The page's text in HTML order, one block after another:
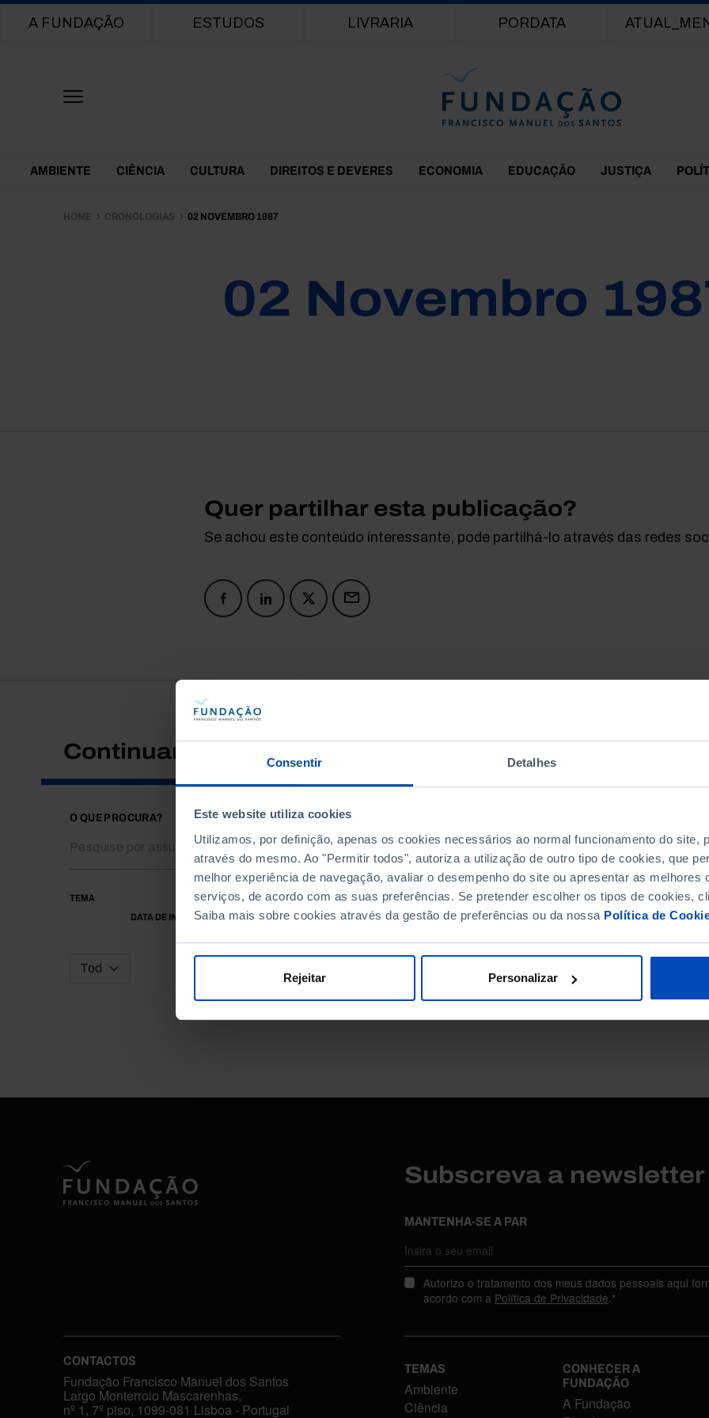
Consentir Detalhes
Este website utiliza cookies
Utilizamos, por definição, apenas os cookies necessários ao normal funcionamento do site,
através do mesmo. Ao "Permitir todos", autoriza a utilização de outro tipo de cookies, que
melhor experiência de navegação, avaliar o desempenho do site ou apresentar as melhores
serviços, de acordo com as suas preferências. Se pretender escolher os tipos de cookies,
Saiba mais sobre cookies através da gestão de preferências ou da nossa Política de
Rejeitar Personalizar
Main navigation
A FUNDAÇÃO ESTUDOS LIVRARIA PORDATA
Themes Menu
AMBIENTE CIÊNCIA CULTURA DIREITOS E DEVERES ECONOMIA EDUCAÇÃO JUSTIÇA
HOME CRONOLOGIAS 02 NOVEMBRO 1987
02 Novembro
Quer partilhar esta publicação?
Se achou este conteúdo interessante, pode partilhá-lo através das redes
Continuar a pesquisar
O QUE PROCURA?
TEMA
DATA DE INÍCIO
DATA DE FIM
Subscreva a
MANTENHA-SE A PAR
Autorizo o tratamento dos meus dados pessoais aqui
acordo com a Política de Privacidade.*
CONTACTOS
Fundação Francisco Manuel dos Santos
Largo Monterroio Mascarenhas,
nº 1, 7º piso, 1099-081 Lisboa - Portugal
TEMAS
Ambiente
Ciência
CONHECER A
FUNDAÇÃO
A Fundação